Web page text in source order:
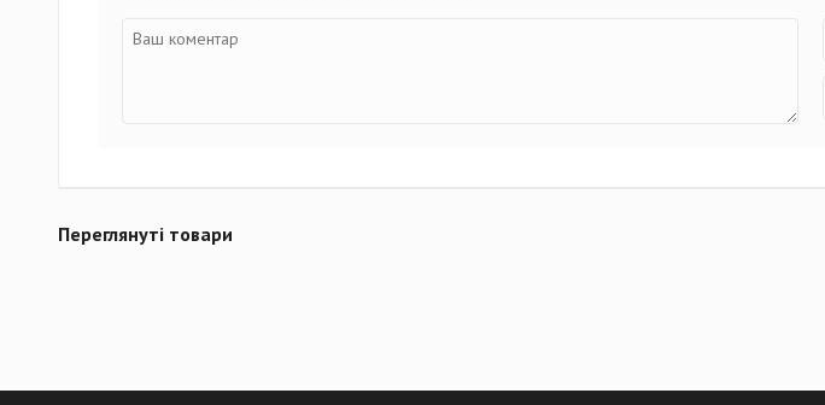
Переглянуті товари